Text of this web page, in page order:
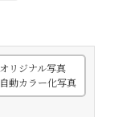
オリジナル写真
自動カラー化写真